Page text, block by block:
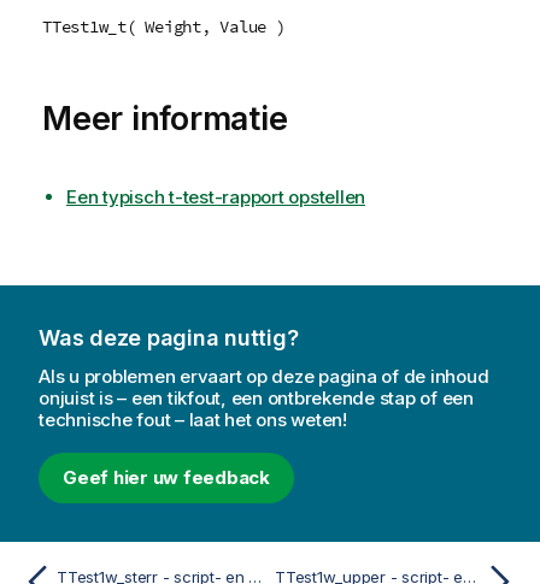
TTest1w_t( Weight, Value )
Meer informatie
Een typisch t-test-rapport opstellen
Was deze pagina nuttig?
Als u problemen ervaart op deze pagina of de inhoud
onjuist is – een tikfout, een ontbrekende stap of een
technische fout – laat het ons weten!
Geef hier uw feedback
TTest1w_sterr - script- en grafiekfunctie TTest1w_upper - script- en grafiekfunctie